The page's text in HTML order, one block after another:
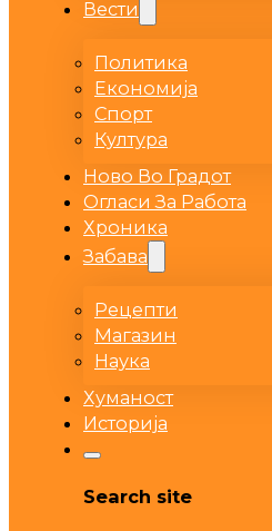
Вести
Политика
Економија
Спорт
Култура
Ново Во Градот
Огласи За Работа
Хроника
Забава
Рецепти
Магазин
Наука
Хуманост
Историја
Search site